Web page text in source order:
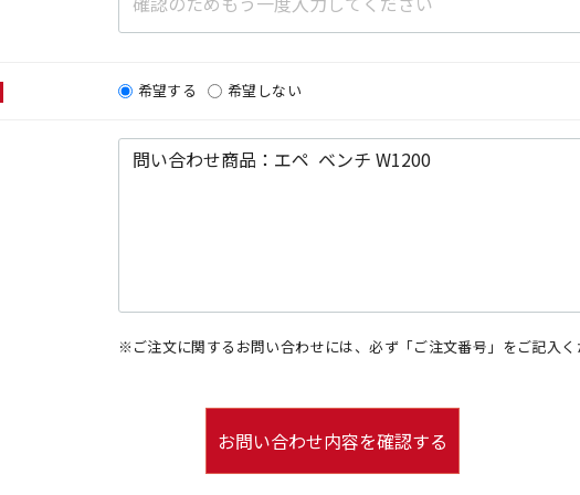
希望する 希望しない
※ご注文に関するお問い合わせには、必ず「ご注文番号」をご記入
お問い合わせ内容を確認する